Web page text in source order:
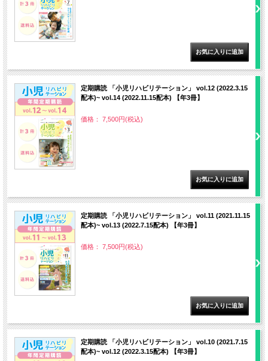
定期購読 「小児リハビリテーション」 vol.12 (2022.3.15
配本)~ vol.14 (2022.11.15配本) 【年3冊】
価格： 7,500円(税込)
定期購読 「小児リハビリテーション」 vol.11 (2021.11.15
配本)~ vol.13 (2022.7.15配本) 【年3冊】
価格： 7,500円(税込)
定期購読 「小児リハビリテーション」 vol.10 (2021.7.15
配本)~ vol.12 (2022.3.15配本) 【年3冊】